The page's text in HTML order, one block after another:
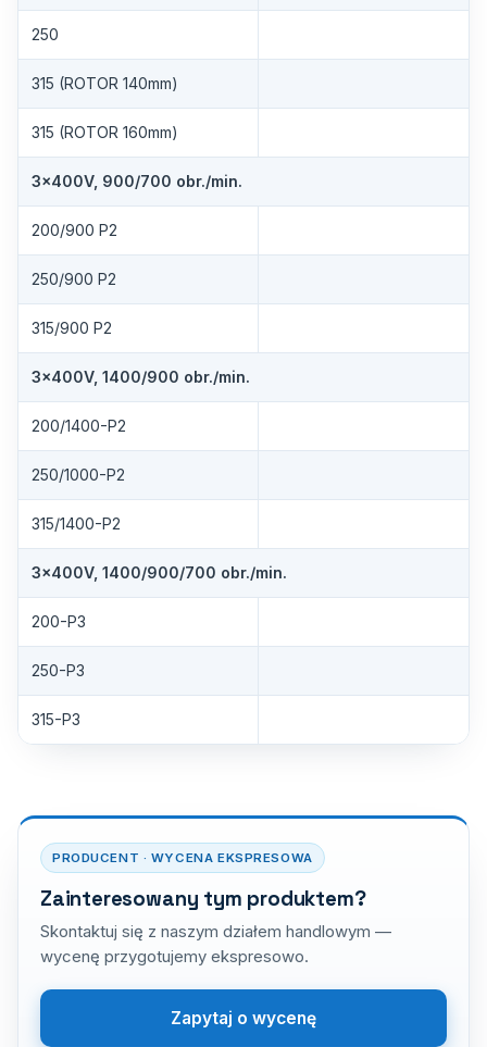
250
315 (ROTOR 140mm)
315 (ROTOR 160mm)
3×400V, 900/700 obr./min.
200/900 P2
250/900 P2
315/900 P2
3×400V, 1400/900 obr./min.
200/1400-P2
250/1000-P2
315/1400-P2
3×400V, 1400/900/700 obr./min.
200-P3
250-P3
315-P3
PRODUCENT · WYCENA EKSPRESOWA
Zainteresowany tym produktem?
Skontaktuj się z naszym działem handlowym —
wycenę przygotujemy ekspresowo.
Zapytaj o wycenę